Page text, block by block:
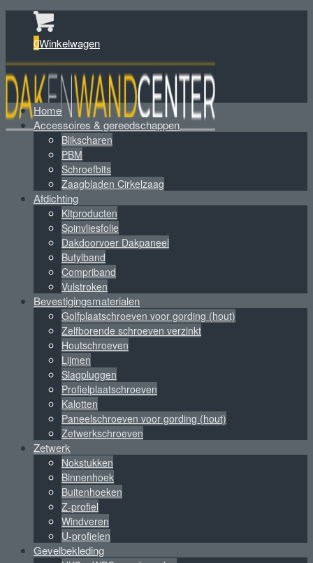
0Winkelwagen
Home
Accessoires & gereedschappen
Blikscharen
PBM
Schroefbits
Zaagbladen Cirkelzaag
Afdichting
Kitproducten
Spinvliesfolie
Dakdoorvoer Dakpaneel
Butylband
Compriband
Vulstroken
Bevestigingsmaterialen
Golfplaatschroeven voor gording (hout)
Zelfborende schroeven verzinkt
Houtschroeven
Lijmen
Slagpluggen
Profielplaatschroeven
Kalotten
Paneelschroeven voor gording (hout)
Zetwerkschroeven
Zetwerk
Nokstukken
Binnenhoek
Buitenhoeken
Z-profiel
Windveren
U-profielen
Gevelbekleding